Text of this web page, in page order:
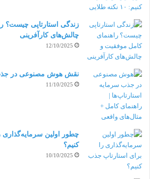
آشنایی با محصولات اتودسک
استقلال
آمادگی برای کار بصورت ریموت و
وب سایت های متعددی هستند که
آنها از منابع بسیار غنی آنها برای
طراحیو مدلسازی بهره مند شوید.
قیمت گذاری روی مدلسازی
است؟
زندگی استارتاپی چیست؟
چالش‌های کارآفرینی
12/10/2025
نقش هوش مصنوعی در جذب
11/10/2025
چطور اولین سرمایه‌گذاری
کنیم؟
10/10/2025